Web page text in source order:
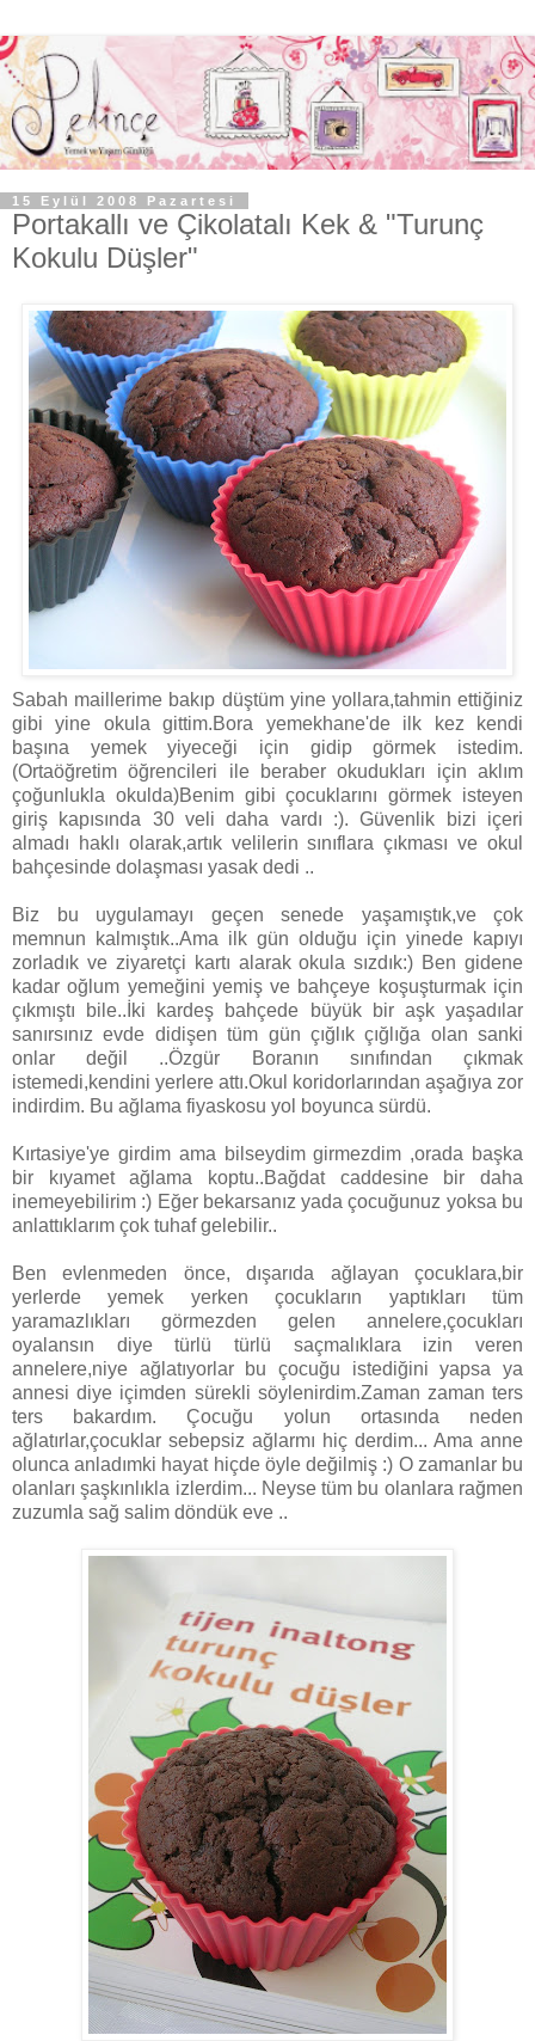
15 Eylül 2008 Pazartesi
Portakallı ve Çikolatalı Kek & "Turunç
Kokulu Düşler"
Sabah maillerime bakıp düştüm yine yollara,tahmin ettiğiniz
gibi yine okula gittim.Bora yemekhane'de ilk kez kendi
başına yemek yiyeceği için gidip görmek istedim.
(Ortaöğretim öğrencileri ile beraber okudukları için aklım
çoğunlukla okulda)Benim gibi çocuklarını görmek isteyen
giriş kapısında 30 veli daha vardı :). Güvenlik bizi içeri
almadı haklı olarak,artık velilerin sınıflara çıkması ve okul
bahçesinde dolaşması yasak dedi ..
Biz bu uygulamayı geçen senede yaşamıştık,ve çok
memnun kalmıştık..Ama ilk gün olduğu için yinede kapıyı
zorladık ve ziyaretçi kartı alarak okula sızdık:) Ben gidene
kadar oğlum yemeğini yemiş ve bahçeye koşuşturmak için
çıkmıştı bile..İki kardeş bahçede büyük bir aşk yaşadılar
sanırsınız evde didişen tüm gün çığlık çığlığa olan sanki
onlar değil ..Özgür Boranın sınıfından çıkmak
istemedi,kendini yerlere attı.Okul koridorlarından aşağıya zor
indirdim. Bu ağlama fiyaskosu yol boyunca sürdü.
Kırtasiye'ye girdim ama bilseydim girmezdim ,orada başka
bir kıyamet ağlama koptu..Bağdat caddesine bir daha
inemeyebilirim :) Eğer bekarsanız yada çocuğunuz yoksa bu
anlattıklarım çok tuhaf gelebilir..
Ben evlenmeden önce, dışarıda ağlayan çocuklara,bir
yerlerde yemek yerken çocukların yaptıkları tüm
yaramazlıkları görmezden gelen annelere,çocukları
oyalansın diye türlü türlü saçmalıklara izin veren
annelere,niye ağlatıyorlar bu çocuğu istediğini yapsa ya
annesi diye içimden sürekli söylenirdim.Zaman zaman ters
ters bakardım. Çocuğu yolun ortasında neden
ağlatırlar,çocuklar sebepsiz ağlarmı hiç derdim... Ama anne
olunca anladımki hayat hiçde öyle değilmiş :) O zamanlar bu
olanları şaşkınlıkla izlerdim... Neyse tüm bu olanlara rağmen
zuzumla sağ salim döndük eve ..